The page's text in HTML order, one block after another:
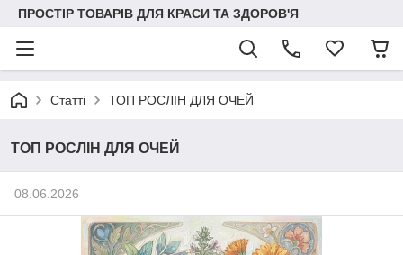
ПРОСТІР ТОВАРІВ ДЛЯ КРАСИ ТА ЗДОРОВ'Я
Статті ТОП РОСЛІН ДЛЯ ОЧЕЙ
ТОП РОСЛІН ДЛЯ ОЧЕЙ
08.06.2026